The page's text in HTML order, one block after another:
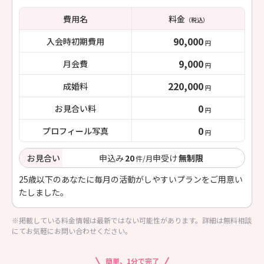
費用名 料金（税込）
入会時初期費用 90,000 円
月会費 9,000 円
成婚料 220,000 円
お見合い料 0 円
プロフィール写真 0 円
お見合い 申込み20件/月申受け無制限
25歳以下のあなたに毎月の活動がしやすいプランをご用意い
たしました。
※掲載している料金情報は最新ではない可能性があります。詳細は無料相談
にてお気軽にお問い合わせください。
簡単、1分で完了